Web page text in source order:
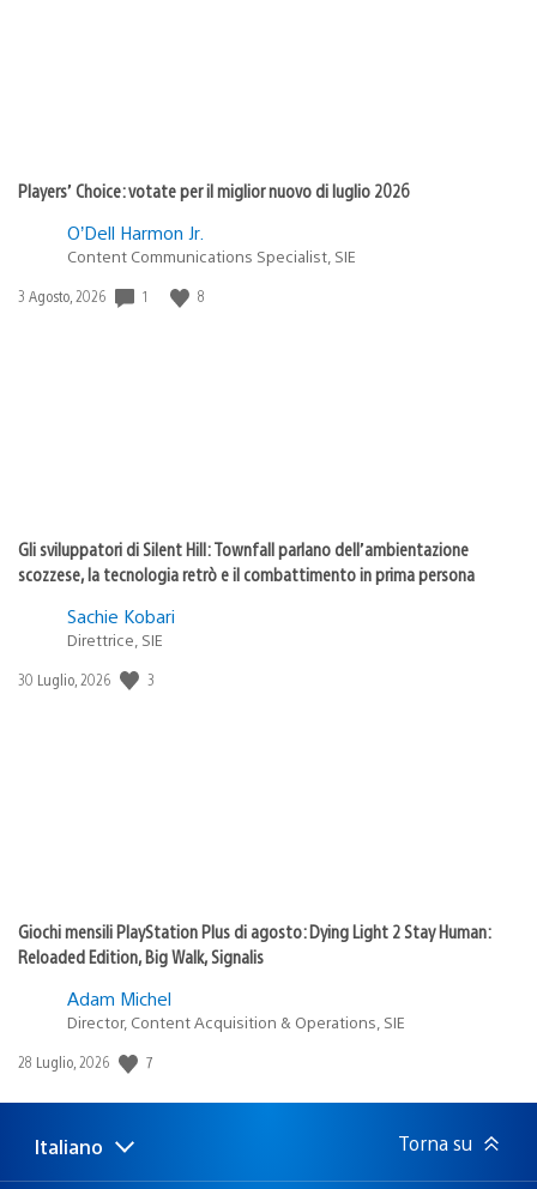
Players’ Choice: votate per il miglior nuovo di luglio 2026
O’Dell Harmon Jr.
Content Communications Specialist, SIE
Data
3 Agosto, 2026 1 8
Gli sviluppatori di Silent Hill: Townfall parlano dell’ambientazione
scozzese, la tecnologia retrò e il combattimento in prima persona
Sachie Kobari
Direttrice, SIE
Data
30 Luglio, 2026 3
Giochi mensili PlayStation Plus di agosto: Dying Light 2 Stay Human:
Reloaded Edition, Big Walk, Signalis
Adam Michel
Director, Content Acquisition & Operations, SIE
Data
pubblicazione:
28 Luglio, 2026 7
Seleziona
Regione
Italiano Torna su